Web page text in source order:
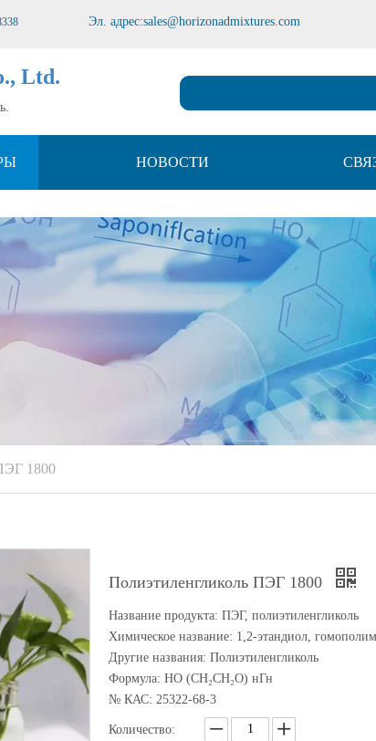
Эл. адрес:sales@horizonadmixtures.com
Ltd.
НОВОСТИ
1800
Полиэтиленгликоль ПЭГ 1800
Название продукта: ПЭГ, полиэтиленгликоль
Химическое название: 1,2-этандиол,
Другие названия: Полиэтиленгликоль
Формула: HO (CH₂CH₂O) нГн
№ КАС: 25322-68-3
Количество: